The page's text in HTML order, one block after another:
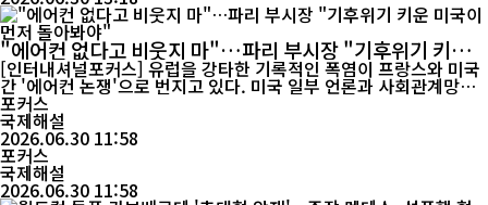
"에어컨 없다고 비웃지 마"…파리 부시장 "기후위기 키운
미국이 먼저 돌아봐야"
[인터내셔널포커스] 유럽을 강타한 기록적인 폭염이 프랑스와 미국
간 '에어컨 논쟁'으로 번지고 있다. 미국 일부 언론과 사회관계망서
비스(SNS) 이용자들이 "프랑스는 아직도 에어컨 없이 여름을 보낸
다"고 조롱하자, 프랑스 파리시가 "기후위기를 키운 나라가 우리를
비난할 자격은 없다"고 맞받아쳤다. 영국 일간 텔레그래프 등에 따
르면 파리시에서 국제관계를 담당하는 오드레 풀바 부시...
포커스
국제해설
2026.06.30 11:58
포커스
국제해설
2026.06.30 11:58